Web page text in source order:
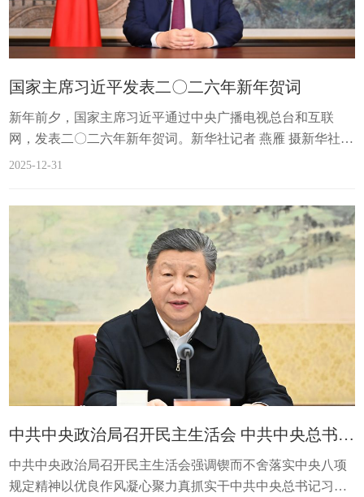
国家主席习近平发表二〇二六年新年贺词
新年前夕，国家主席习近平通过中央广播电视总台和互联
网，发表二〇二六年新年贺词。新华社记者 燕雁 摄新华社北
京12月31日电 新年前夕，国家主席习近平通过中央广播电视
大家致以美好的祝福！2025年是“十四五”收官之年。5年来，
我们踔厉奋发、勇毅前行，克服重重困难挑战，圆满完成目
标任务，在中国式现代化新征程上迈出了稳健步伐。...
2025-12-31
中共中央政治局召开民主生活会 中共中央总书记习近平主持会议并发表重要讲话
中共中央政治局召开民主生活会强调锲而不舍落实中央八项
规定精神以优良作风凝心聚力真抓实干中共中央总书记习近